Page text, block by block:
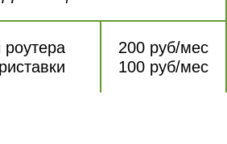
200 руб/мес
100 руб/мес